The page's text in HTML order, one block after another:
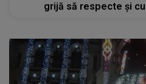
grijă să respecte și